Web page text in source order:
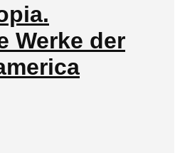
Werke der